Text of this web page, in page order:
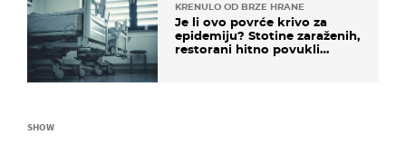
KRENULO OD BRZE HRANE
Je li ovo povrće krivo za
epidemiju? Stotine zaraženih,
restorani hitno povukli
SHOW